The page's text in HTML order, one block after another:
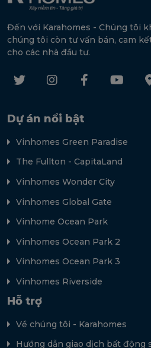
Đến với Karahomes - Chúng tôi
chúng tôi còn tư vấn bán, cam
cho các nhà đầu tư.
Dự án nổi bật
Vinhomes Green Paradise
The Fullton - CapitaLand
Vinhomes Wonder City
Vinhomes Global Gate
Vinhome Ocean Park
Vinhomes Ocean Park 2
Vinhomes Ocean Park 3
Vinhomes Riverside
Hỗ trợ
Về chúng tôi - Karahomes
Hướng dẫn giao dịch bất động